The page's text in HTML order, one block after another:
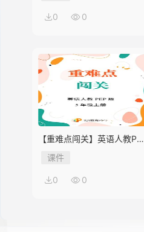
0 0
【重难点闯关】英语人教PEP
版5年级上册Unit 2
课件
0 0